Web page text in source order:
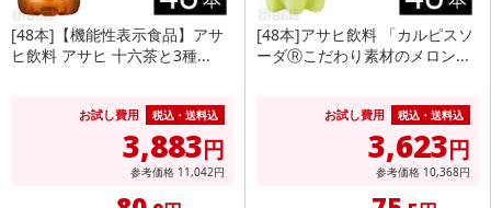
[48本]【機能性表示食品】アサ
ヒ飲料 アサヒ 十六茶と3種...
お試し費用 税込・送料込
3,883円
参考価格 11,042円
[48本]アサヒ飲料 「カルピスソ
ーダⓇこだわり素材のメロン...
お試し費用 税込・送料込
3,623円
参考価格 10,368円